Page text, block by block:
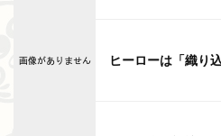
ヒーローは「織り